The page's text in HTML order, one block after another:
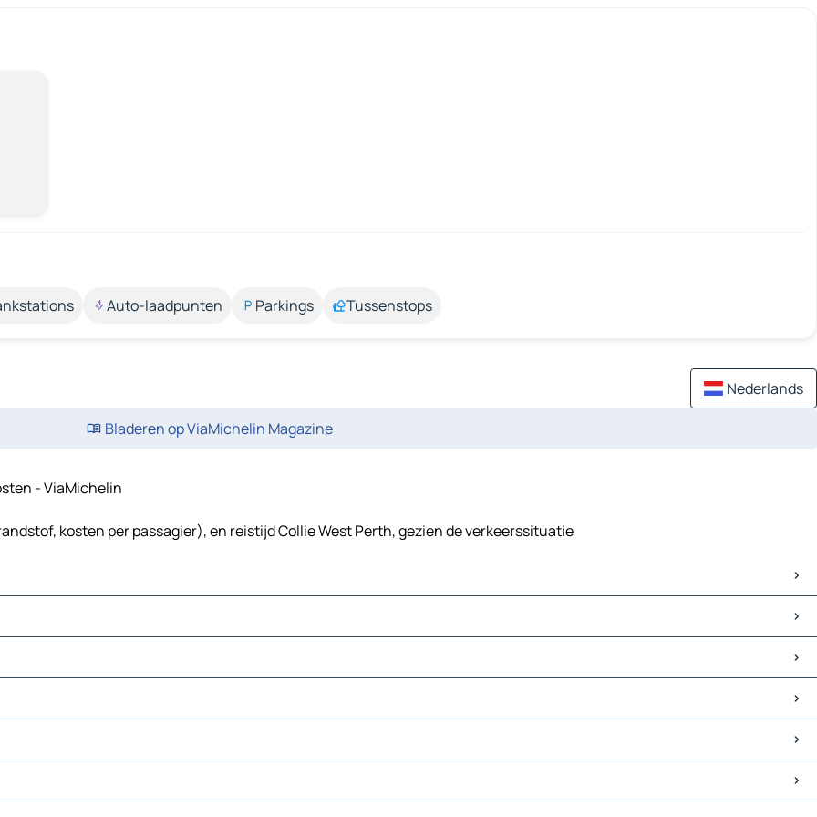
Auto-laadpunten Parkings Tussenstops
Nederlands
Bladeren op ViaMichelin Magazine
- ViaMichelin
kosten per passagier), en reistijd Collie West Perth, gezien de verkeerssituatie